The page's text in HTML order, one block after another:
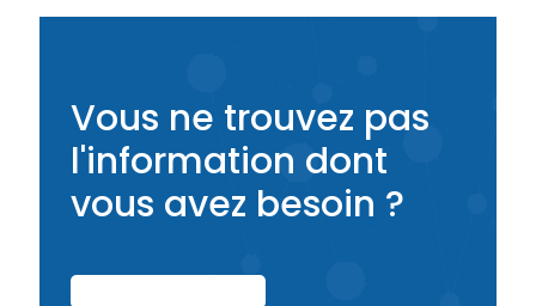
Vous ne trouvez pas
l'information dont
vous avez besoin ?